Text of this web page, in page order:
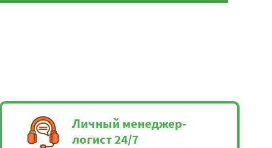
Личный менеджер-
логист 24/7